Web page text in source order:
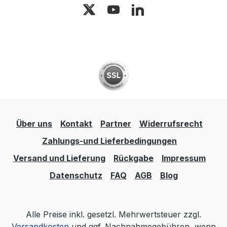
Über uns Kontakt Partner
Widerrufsrecht
Zahlungs-und Lieferbedingungen
Versand und Lieferung
Rückgabe
Impressum
Datenschutz
FAQ AGB Blog
Alle Preise inkl. gesetzl. Mehrwertsteuer zzgl.